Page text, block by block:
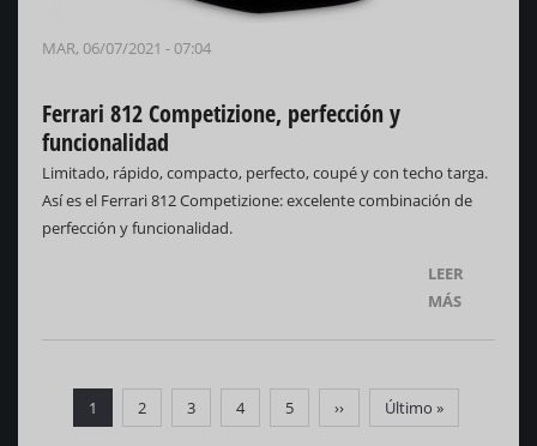
MAR, 06/07/2021 - 07:04
Ferrari 812 Competizione, perfección y
funcionalidad
Limitado, rápido, compacto, perfecto, coupé y con techo targa.
Así es el Ferrari 812 Competizione: excelente combinación de
perfección y funcionalidad.
LEER
MÁS
Paginación
Página
actual
1 Página
2 Página
3 Página
4 Página
5
Siguiente
página
››
Última
página
Último »